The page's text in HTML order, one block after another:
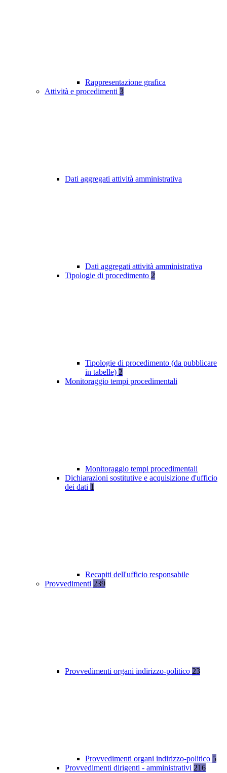
Rappresentazione grafica
Attività e procedimenti 3
Dati aggregati attività amministrativa
Dati aggregati attività amministrativa
Tipologie di procedimento 2
Tipologie di procedimento (da pubblicare
in tabelle) 2
Monitoraggio tempi procedimentali
Monitoraggio tempi procedimentali
Dichiarazioni sostitutive e acquisizione d'ufficio
dei dati 1
Recapiti dell'ufficio responsabile
Provvedimenti 239
Provvedimenti organi indirizzo-politico 23
Provvedimenti organi indirizzo-politico 5
Provvedimenti dirigenti - amministrativi 216